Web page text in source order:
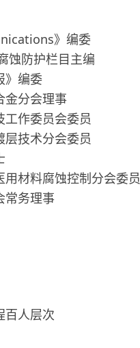
》编委
蚀防护栏目主编
》编委
金分会理事
工作委员会委员
层技术分会委员
材料腐蚀控制分会委员
常务理事
百人层次